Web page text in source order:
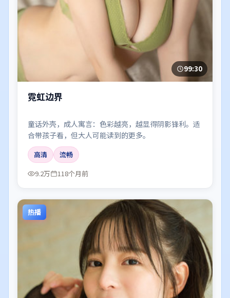
99:30
霓虹边界
童话外壳，成人寓言：色彩越亮，越显得阴影锋利。适
合带孩子看，但大人可能读到的更多。
高清
流畅
9.2万
118个月前
热播